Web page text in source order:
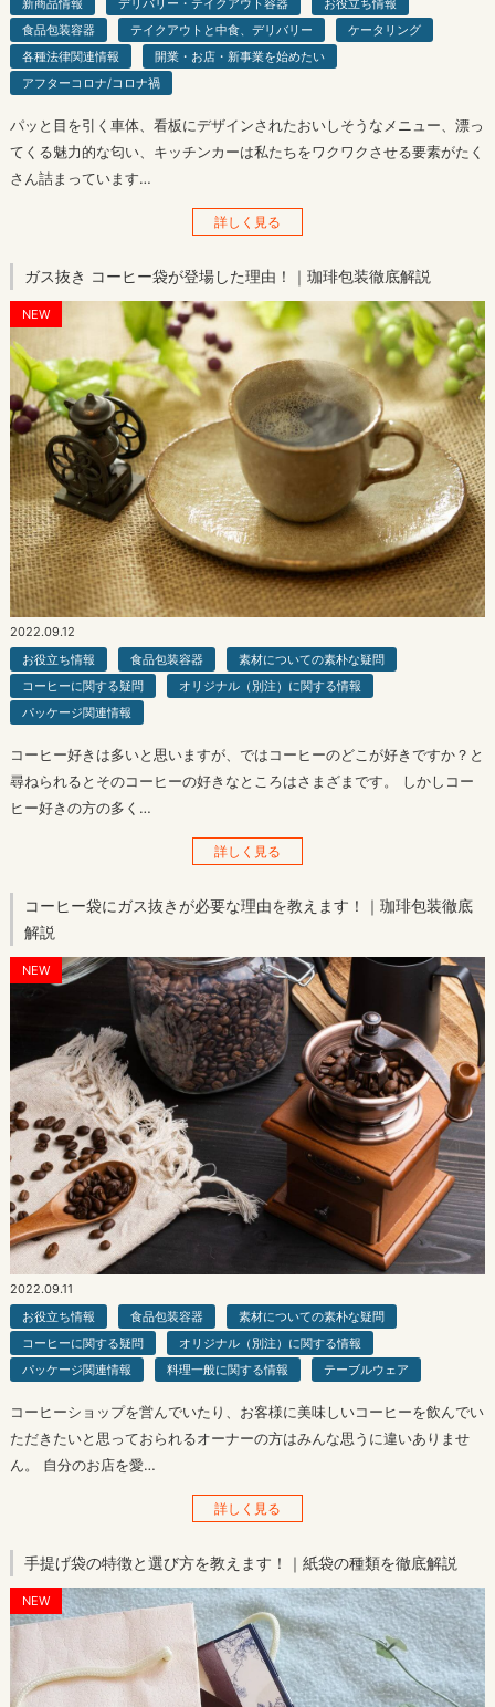
食品包装容器
テイクアウトと中食、デリバリー
ケータリング
各種法律関連情報
開業・お店・新事業を始めたい
アフターコロナ/コロナ禍
パッと目を引く車体、看板にデザインされたおいしそうなメニュー、漂っ
てくる魅力的な匂い、キッチンカーは私たちをワクワクさせる要素がたく
さん詰まっています…
詳しく見る
ガス抜き コーヒー袋が登場した理由！｜珈琲包装徹底解説
NEW
2022.09.12
お役立ち情報
食品包装容器
素材についての素朴な疑問
コーヒーに関する疑問
オリジナル（別注）に関する情報
パッケージ関連情報
コーヒー好きは多いと思いますが、ではコーヒーのどこが好きですか？と
尋ねられるとそのコーヒーの好きなところはさまざまです。 しかしコー
ヒー好きの方の多く…
詳しく見る
コーヒー袋にガス抜きが必要な理由を教えます！｜珈琲包装徹底
解説
NEW
2022.09.11
お役立ち情報
食品包装容器
素材についての素朴な疑問
コーヒーに関する疑問
オリジナル（別注）に関する情報
パッケージ関連情報
料理一般に関する情報 テーブルウェア
コーヒーショップを営んでいたり、お客様に美味しいコーヒーを飲んでい
ただきたいと思っておられるオーナーの方はみんな思うに違いありませ
ん。 自分のお店を愛…
詳しく見る
手提げ袋の特徴と選び方を教えます！｜紙袋の種類を徹底解説
NEW